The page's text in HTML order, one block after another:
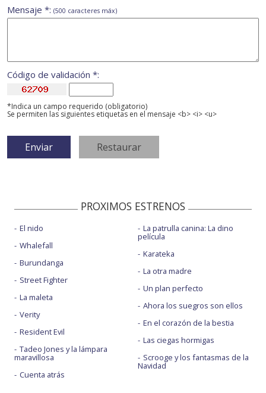
Mensaje *: (500 caracteres máx)
Código de validación *:
*Indica un campo requerido (obligatorio)
Se permiten las siguientes etiquetas en el mensaje <b> <i> <u>
PROXIMOS ESTRENOS
El nido
Whalefall
Burundanga
Street Fighter
La maleta
Verity
Resident Evil
Tadeo Jones y la lámpara
maravillosa
Cuenta atrás
La patrulla canina: La dino
película
Karateka
La otra madre
Un plan perfecto
Ahora los suegros son ellos
En el corazón de la bestia
Las ciegas hormigas
Scrooge y los fantasmas de la
Navidad